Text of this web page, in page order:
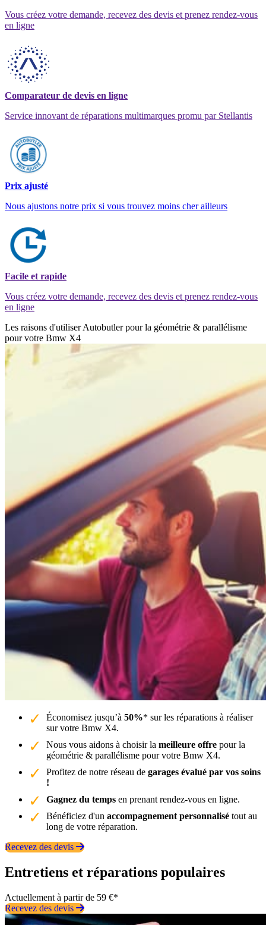
Vous créez votre demande, recevez des devis et prenez rendez-vous
en ligne
Comparateur de devis en ligne
Service innovant de réparations multimarques promu par Stellantis
Prix ajusté
Nous ajustons notre prix si vous trouvez moins cher ailleurs
Facile et rapide
Vous créez votre demande, recevez des devis et prenez rendez-vous
en ligne
Les raisons d'utiliser Autobutler pour la géométrie & parallélisme
pour votre Bmw X4
Économisez jusqu’à 50%* sur les réparations à réaliser
sur votre Bmw X4.
Nous vous aidons à choisir la meilleure offre pour la
géométrie & parallélisme pour votre Bmw X4.
Profitez de notre réseau de garages évalué par vos soins
!
Gagnez du temps en prenant rendez-vous en ligne.
Bénéficiez d'un accompagnement personnalisé tout au
long de votre réparation.
Recevez des devis
Entretiens et réparations populaires
Actuellement à partir de 59 €*
Recevez des devis